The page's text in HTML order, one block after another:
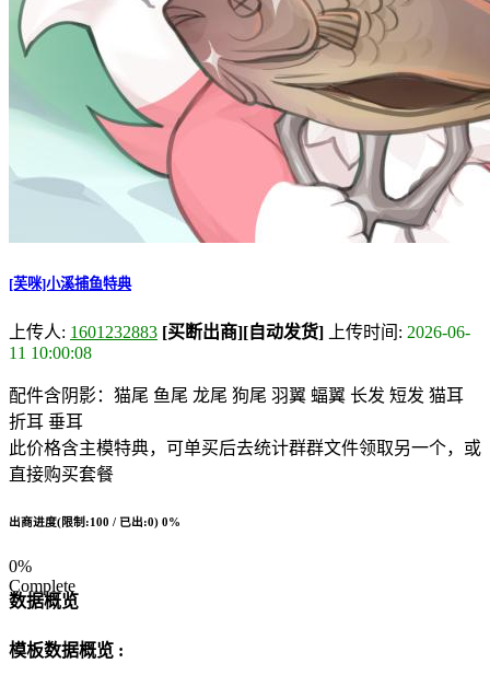
[芙咪]小溪捕鱼特典
上传人: 1601232883 [买断出商][自动发货] 上传时间: 2026-06-
11 10:00:08
配件含阴影：猫尾 鱼尾 龙尾 狗尾 羽翼 蝠翼 长发 短发 猫耳
折耳 垂耳
此价格含主模特典，可单买后去统计群群文件领取另一个，或
直接购买套餐
出商进度(限制:100 / 已出:0) 0%
0%
Complete
数据概览
模板数据概览 :